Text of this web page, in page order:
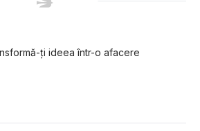
ți ideea într-o afacere